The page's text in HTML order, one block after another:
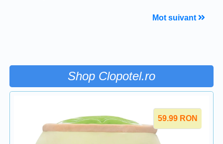
Mot suivant
Shop Clopotel.ro
59.99 RON